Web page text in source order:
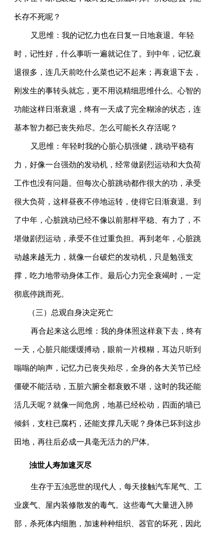
长存不死呢？
又思维：我的记忆力也在日复一日地衰退。年轻
时，记性好，什么事听一遍就记住了。到中年，记忆衰
退很多，连几天前吃什么菜也记不起来；再衰退下去，
刚发生的事转头就忘，更不用说精细思维什么。心智的
功能这样日渐衰退，终有一天成了完全糊涂的状态，连
基本智力都已丧失殆尽。怎么可能长久存活呢？
又思维：年轻时我的心脏心肌强健，跳动平稳有
力，好像一台强劲的发动机，经常做剧烈运动和大负荷
工作也没有问题。但每次心脏跳动都作很大的功，承受
很大负荷，这样昼夜不停地运转，使得它日渐衰退。到
了中年，心脏跳动已经不像以前那样平稳、有力了，不
堪做剧烈运动，承受不住过重负担。再到老年，心脏跳
动越来越无力，就像一台破烂的发动机，只是勉强支
撑，吃力地带动身体工作。最后心力完全衰竭时，一定
彻底停跳而死。
（三）总观自身决定死亡
再合起来这么思维：我的身体照这样衰下去，终有
一天，心脏只能缓缓搏动，眼前一片模糊，耳边只听到
嗡嗡的响声，记忆力已丧失殆尽，全身的各大关节已经
僵硬不能活动，五脏六腑全都衰败不堪，这时的我还能
活几天呢？就像一间危房，地基已经松动，四面的墙已
倾斜，支柱已腐朽，还能支撑几天呢？身体已坏到这步
田地，再往后必成一具毫无活力的尸体。
浊世人寿加速灭尽
生存于五浊恶世的现代人，每天接触汽车尾气、工
业废气、屋内装修散发的毒气。这些毒气大量进入肺
部，杀死体内细胞，加速种种组织、器官的坏死，因此